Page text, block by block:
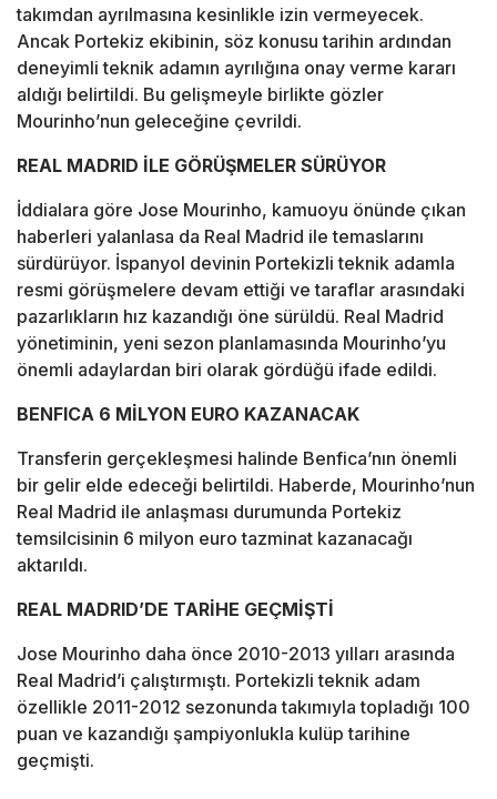
takımdan ayrılmasına kesinlikle izin vermeyecek.
Ancak Portekiz ekibinin, söz konusu tarihin ardından
deneyimli teknik adamın ayrılığına onay verme kararı
aldığı belirtildi. Bu gelişmeyle birlikte gözler
Mourinho’nun geleceğine çevrildi.
REAL MADRID İLE GÖRÜŞMELER SÜRÜYOR
İddialara göre Jose Mourinho, kamuoyu önünde çıkan
haberleri yalanlasa da Real Madrid ile temaslarını
sürdürüyor. İspanyol devinin Portekizli teknik adamla
resmi görüşmelere devam ettiği ve taraflar arasındaki
pazarlıkların hız kazandığı öne sürüldü. Real Madrid
yönetiminin, yeni sezon planlamasında Mourinho’yu
önemli adaylardan biri olarak gördüğü ifade edildi.
BENFICA 6 MİLYON EURO KAZANACAK
Transferin gerçekleşmesi halinde Benfica’nın önemli
bir gelir elde edeceği belirtildi. Haberde, Mourinho’nun
Real Madrid ile anlaşması durumunda Portekiz
temsilcisinin 6 milyon euro tazminat kazanacağı
aktarıldı.
REAL MADRID’DE TARİHE GEÇMİŞTİ
Jose Mourinho daha önce 2010-2013 yılları arasında
Real Madrid’i çalıştırmıştı. Portekizli teknik adam
özellikle 2011-2012 sezonunda takımıyla topladığı 100
puan ve kazandığı şampiyonlukla kulüp tarihine
geçmişti.